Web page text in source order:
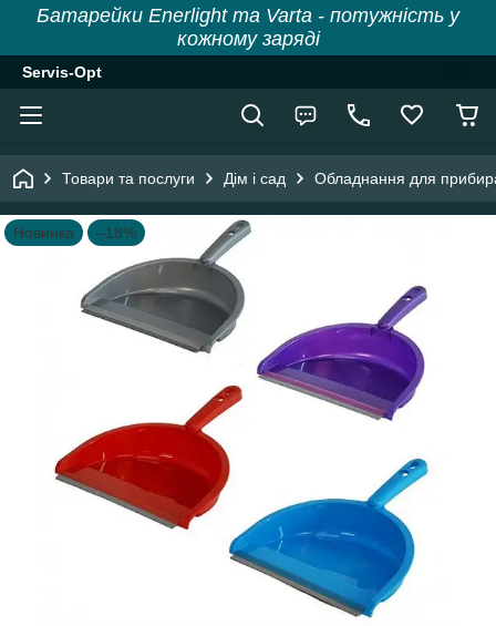
Батарейки Enerlight та Varta - потужність у
кожному заряді
Servis-Opt
Товари та послуги Дім і сад Обладнання для
Новинка –18%